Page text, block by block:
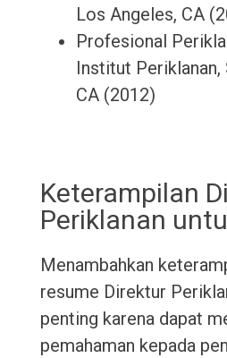
Los Angeles, CA
Profesional
Institut Periklanan,
CA (2012)
Keterampilan
Periklanan
Menambahkan
resume Direktur
penting karena dapat
pemahaman kepada